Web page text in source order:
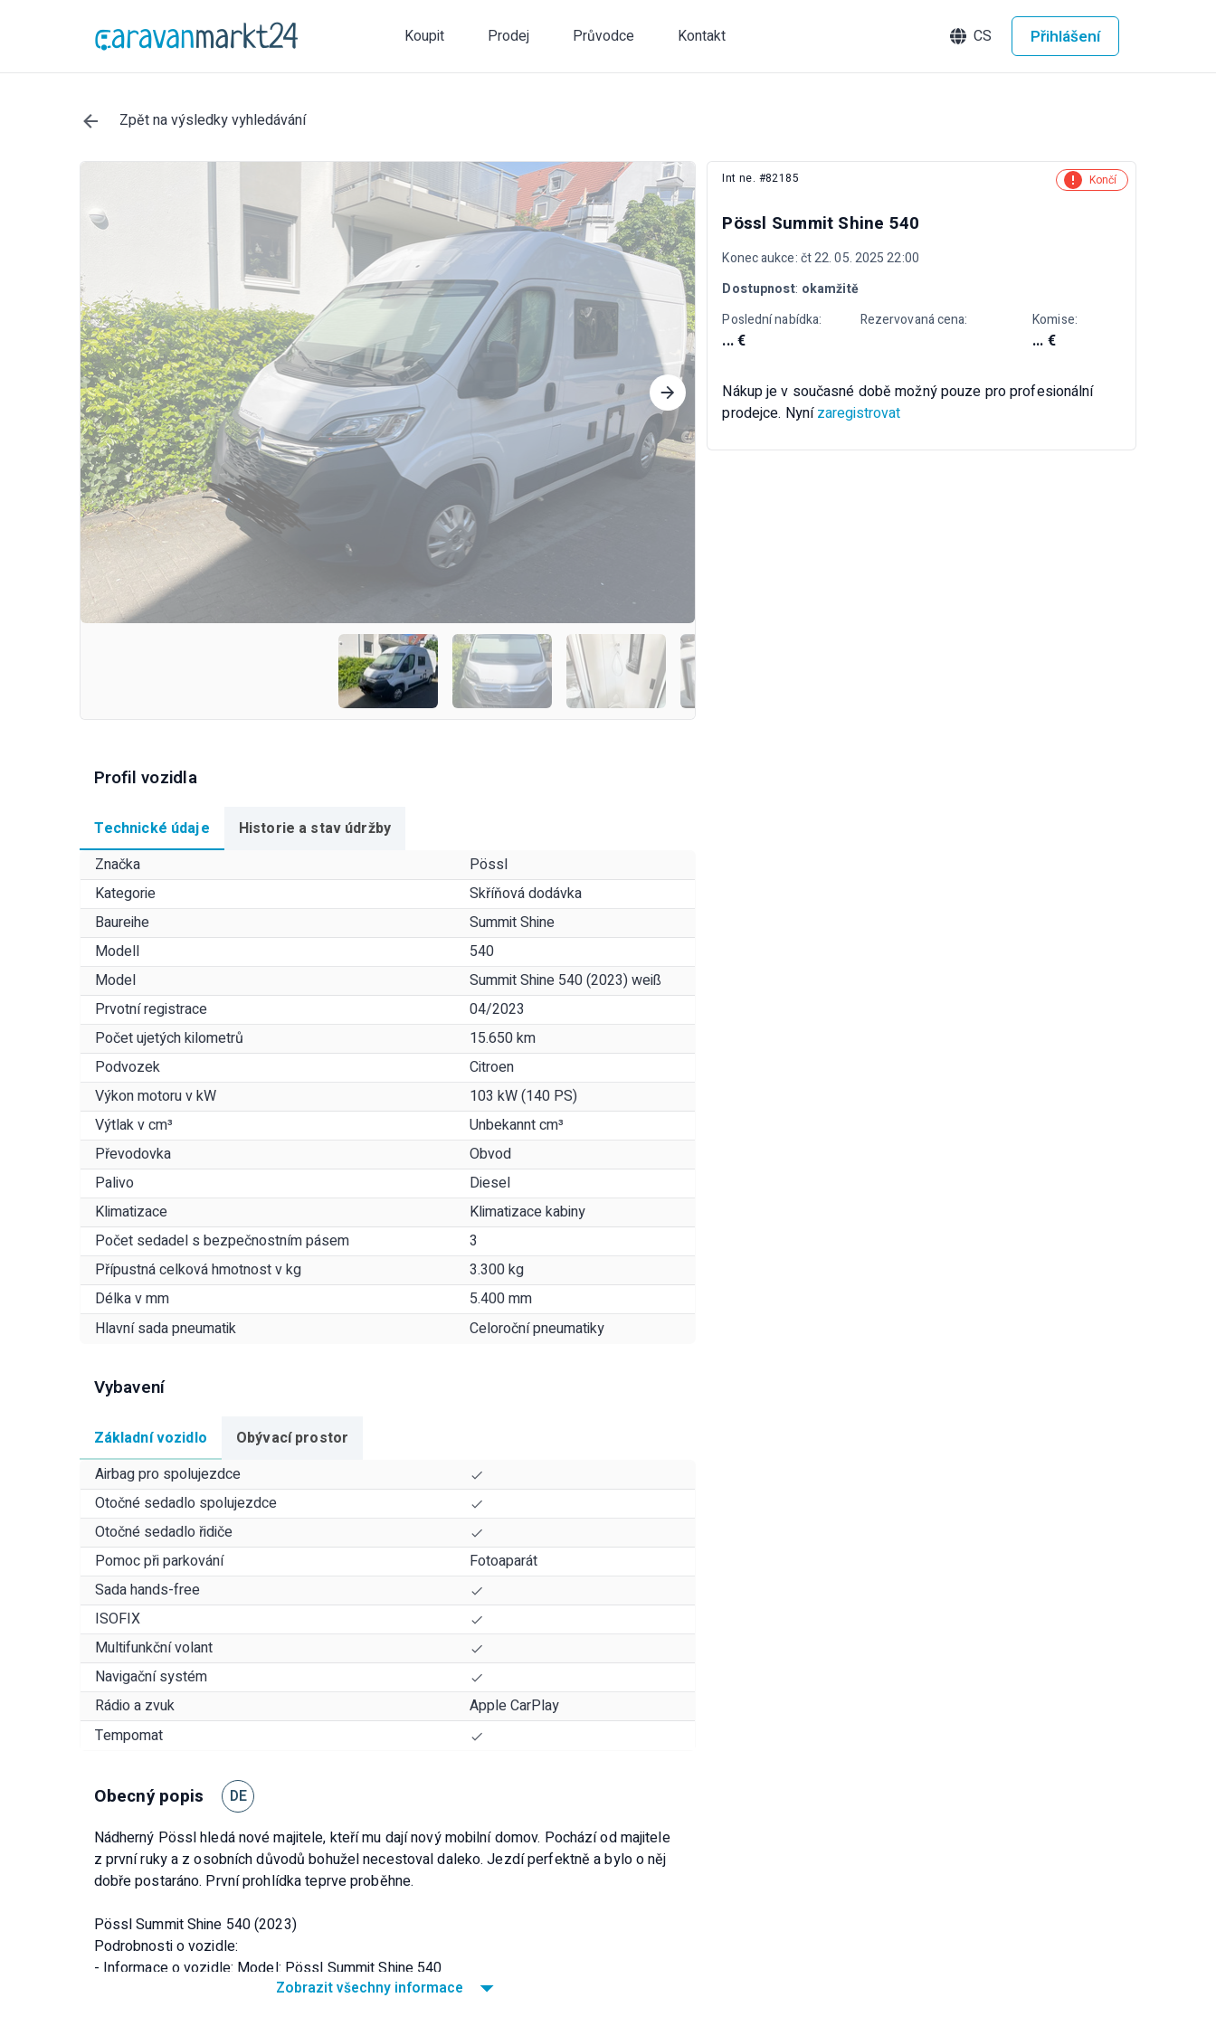
Koupit Prodej Průvodce Kontakt CS Přihlášení
Zpět na výsledky vyhledávání
Profil vozidla
Technické údaje
Historie a stav údržby
Značka
Pössl
Kategorie
Skříňová dodávka
Baureihe
Summit Shine
Modell
540
Model
Summit Shine 540 (2023) weiß
Prvotní registrace
04/2023
Počet ujetých kilometrů
15.650 km
Podvozek
Citroen
Výkon motoru v kW
103 kW (140 PS)
Výtlak v cm³
Unbekannt cm³
Převodovka
Obvod
Palivo
Diesel
Klimatizace
Klimatizace kabiny
Počet sedadel s bezpečnostním pásem
3
Přípustná celková hmotnost v kg
3.300 kg
Délka v mm
5.400 mm
Hlavní sada pneumatik
Celoroční pneumatiky
Vybavení
Základní vozidlo
Obývací prostor
Airbag pro spolujezdce
Otočné sedadlo spolujezdce
Otočné sedadlo řidiče
Pomoc při parkování
Fotoaparát
Sada hands-free
ISOFIX
Multifunkční volant
Navigační systém
Rádio a zvuk
Apple CarPlay
Tempomat
Obecný popis DE
Nádherný Pössl hledá nové majitele, kteří mu dají nový mobilní domov. Pochází od majitele
z první ruky a z osobních důvodů bohužel necestoval daleko. Jezdí perfektně a bylo o něj
dobře postaráno. První prohlídka teprve proběhne.
Pössl Summit Shine 540 (2023)
Podrobnosti o vozidle:
- Informace o vozidle: Model: Pössl Summit Shine 540
Zobrazit všechny informace
Int ne. #82185 Končí
Pössl Summit Shine 540
Konec aukce: čt 22. 05. 2025 22:00
Dostupnost: okamžitě
Poslední nabídka:
... €
Rezervovaná cena: Komise:
... €
Nákup je v současné době možný pouze pro profesionální
prodejce. Nynízaregistrovat